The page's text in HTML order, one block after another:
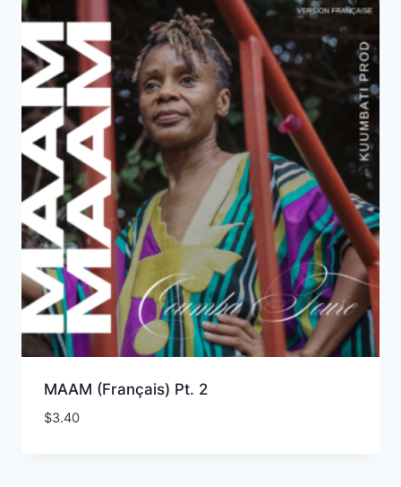
MAAM (Français) Pt. 2
$3.40